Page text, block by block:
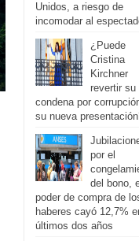
Unidos, a riesgo de
incomodar al
¿Puede
Cristina
Kirchner
revertir su
condena por
su nueva
por el
del bono,
poder de compra de
haberes cayó 12,7%
últimos dos años